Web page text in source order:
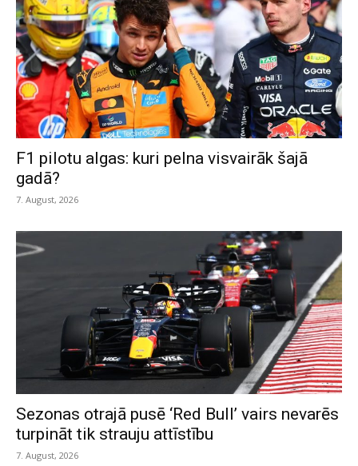
F1 pilotu algas: kuri pelna visvairāk šajā
gadā?
7. August, 2026
Sezonas otrajā pusē ‘Red Bull’ vairs nevarēs
turpināt tik strauju attīstību
7. August, 2026